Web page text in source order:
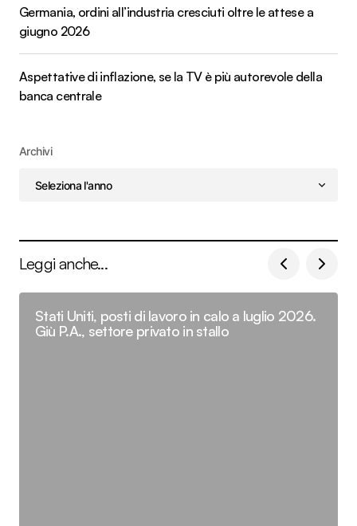
Germania, ordini all’industria cresciuti oltre le attese a
giugno 2026
Aspettative di inflazione, se la TV è più autorevole della
banca centrale
Archivi
Leggi anche...
Stati Uniti, posti di lavoro in calo a luglio 2026.
Giù P.A., settore privato in stallo